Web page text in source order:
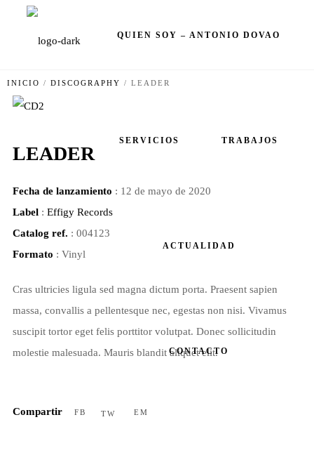
QUIEN SOY – ANTONIO DOVAO
SERVICIOS TRABAJOS
ACTUALIDAD
CONTACTO
INICIO / DISCOGRAPHY / LEADER
LEADER
Fecha de lanzamiento : 12 de mayo de 2020
Label: Effigy Records
Catalog ref. : 004123
Formato : Vinyl
Cras ultricies ligula sed magna dictum porta. Praesent sapien
massa, convallis a pellentesque nec, egestas non nisi. Vivamus
suscipit tortor eget felis porttitor volutpat. Donec sollicitudin
molestie malesuada. Mauris blandit aliquet elit.